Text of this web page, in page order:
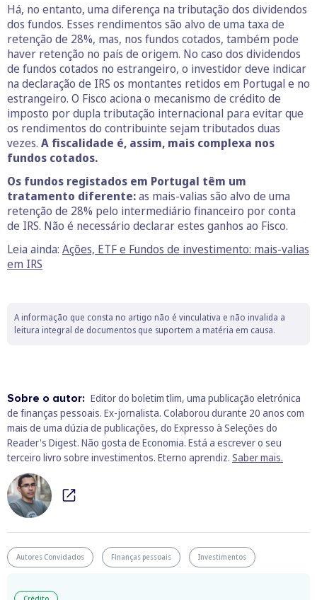
Há, no entanto, uma diferença na tributação dos dividendos
dos fundos. Esses rendimentos são alvo de uma taxa de
retenção de 28%, mas, nos fundos cotados, também pode
haver retenção no país de origem. No caso dos dividendos
de fundos cotados no estrangeiro, o investidor deve indicar
na declaração de IRS os montantes retidos em Portugal e no
estrangeiro. O Fisco aciona o mecanismo de crédito de
imposto por dupla tributação internacional para evitar que
os rendimentos do contribuinte sejam tributados duas
vezes. A fiscalidade é, assim, mais complexa nos
fundos cotados.
Os fundos registados em Portugal têm um
tratamento diferente:as mais-valias são alvo de uma
retenção de 28% pelo intermediário financeiro por conta
de IRS. Não é necessário declarar estes ganhos ao Fisco.
Leia ainda: Ações, ETF e Fundos de investimento: mais-valias
em IRS
A informação que consta no artigo não é vinculativa e não invalida a
leitura integral de documentos que suportem a matéria em causa.
Sobre o autor: Editor do boletim tlim, uma publicação eletrónica
de finanças pessoais. Ex-jornalista. Colaborou durante 20 anos com
mais de uma dúzia de publicações, do Expresso à Seleções do
Reader's Digest. Não gosta de Economia. Está a escrever o seu
terceiro livro sobre investimentos. Eterno aprendiz. Saber mais.
Autores Convidados Finanças pessoais Investimentos